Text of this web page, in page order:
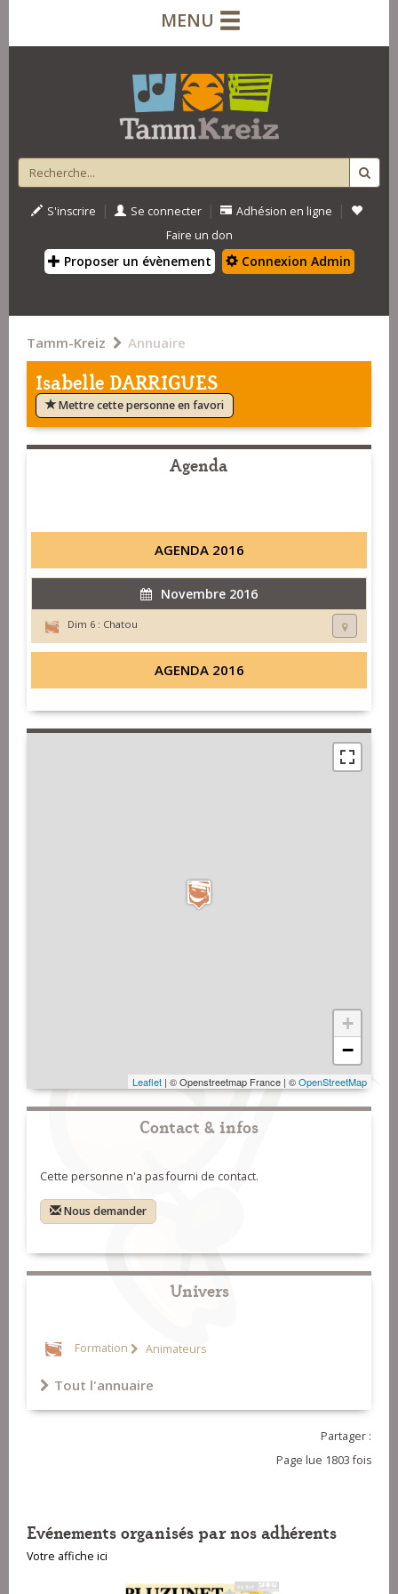
MENU
S'inscrire | Se connecter | Adhésion en ligne |
Faire un don
Proposer un évènement Connexion Admin
Tamm-Kreiz Annuaire
Isabelle DARRIGUES
Mettre cette personne en favori
Agenda
AGENDA 2016
Novembre 2016
Dim 6 : Chatou
AGENDA 2016
+
−
Leaflet | © Openstreetmap France | ©OpenStreetMap
Contact & infos
Cette personne n'a pas fourni de contact.
Nous demander
Univers
Formation Animateurs
Tout l'annuaire
Partager :
Page lue 1803 fois
Evénements organisés par nos adhérents
Votre affiche ici